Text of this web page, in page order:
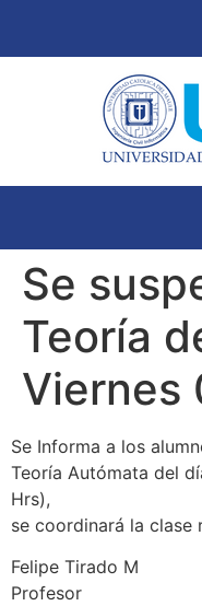
Se
Teoría
Viernes
Se Informa a los
Teoría Autómata del
Hrs),
se coordinará la clase
Felipe Tirado M
Profesor